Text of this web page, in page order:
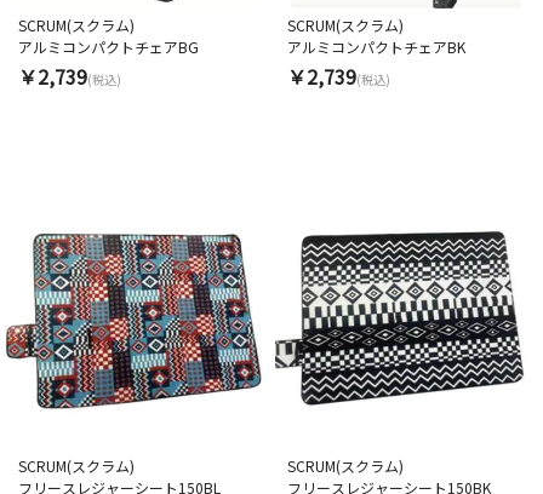
SCRUM(スクラム)
アルミコンパクトチェアBG
￥2,739(税込)
SCRUM(スクラム)
アルミコンパクトチェアBK
￥2,739(税込)
SCRUM(スクラム)
フリースレジャーシート150BL
SCRUM(スクラム)
フリースレジャーシート150BK